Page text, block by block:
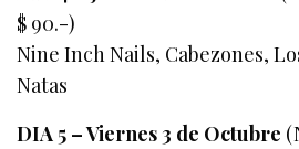
$ 90.-)
Nine Inch Nails, Cabezones,
Natas
DIA 5 – Viernes 3 de Octubre